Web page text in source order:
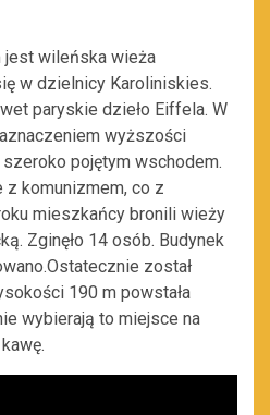
jest wileńska wieża
w dzielnicy Karoliniskies.
paryskie dzieło Eiffela. W
wyższości
pojętym wschodem.
z komunizmem, co z
mieszkańcy bronili wieży
Zginęło 14 osób. Budynek
został
190 m powstała
wybierają to miejsce na